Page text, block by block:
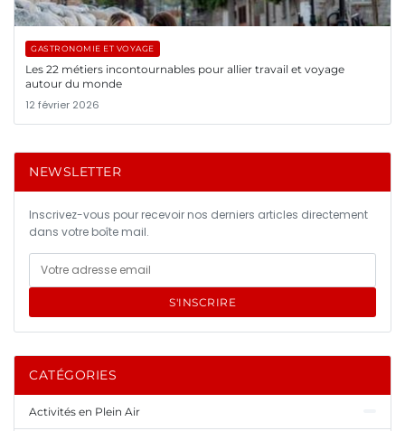
GASTRONOMIE ET VOYAGE
Les 22 métiers incontournables pour allier travail et voyage
autour du monde
12 février 2026
NEWSLETTER
Inscrivez-vous pour recevoir nos derniers articles directement
dans votre boîte mail.
S'INSCRIRE
CATÉGORIES
Activités en Plein Air